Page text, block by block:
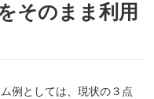
そのまま利用
例としては、現状の３点